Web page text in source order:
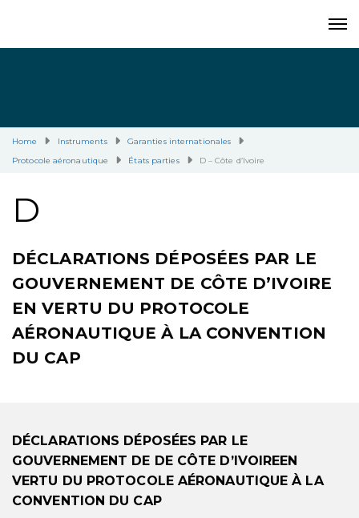
Home Instruments
Garanties internationales
Protocole aéronautique
États parties D – Côte d’Ivoire
D
DÉCLARATIONS DÉPOSÉES PAR LE
GOUVERNEMENT DE CÔTE D’IVOIRE
EN VERTU DU PROTOCOLE
AÉRONAUTIQUE À LA CONVENTION
DU CAP
DÉCLARATIONS DÉPOSÉES PAR LE
GOUVERNEMENT DE DE CÔTE D’IVOIREEN
VERTU DU PROTOCOLE AÉRONAUTIQUE À LA
CONVENTION DU CAP